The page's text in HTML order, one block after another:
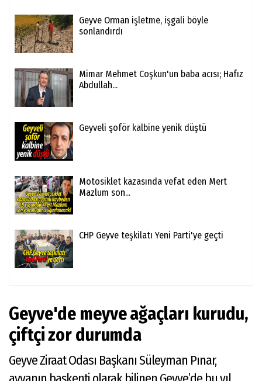
Geyve Orman işletme, işgali böyle
sonlandırdı
Mimar Mehmet Coşkun'un baba acısı; Hafız
Abdullah...
Geyveli şoför kalbine yenik düştü
Motosiklet kazasında vefat eden Mert
Mazlum son...
CHP Geyve teşkilatı Yeni Parti'ye geçti
Geyve'de meyve ağaçları kurudu,
çiftçi zor durumda
Geyve Ziraat Odası Başkanı Süleyman Pınar,